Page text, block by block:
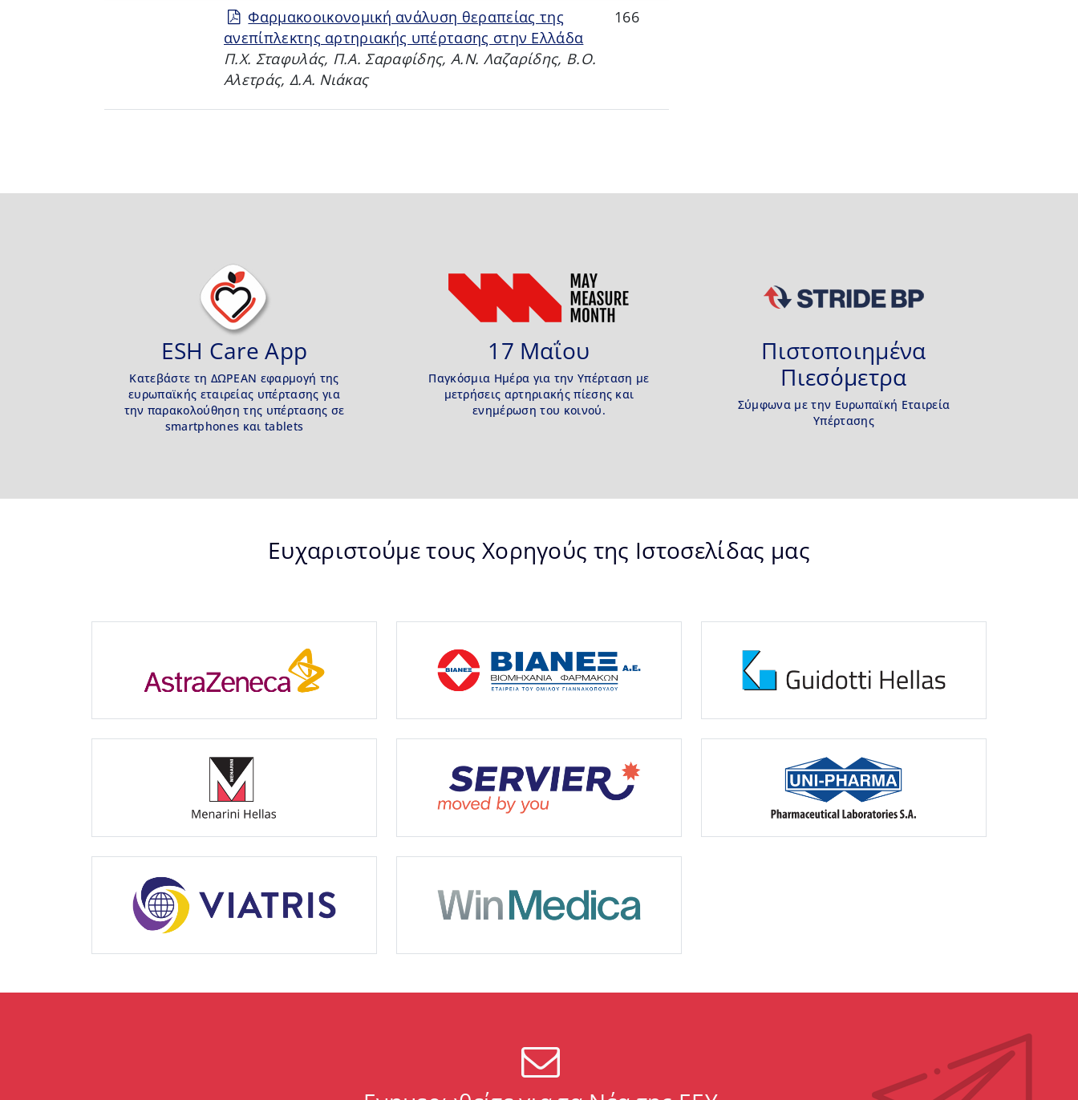
Φαρμακοοικονομική ανάλυση θεραπείας της
ανεπίπλεκτης αρτηριακής υπέρτασης στην Ελλάδα
Π.Χ. Σταφυλάς, Π.Α. Σαραφίδης, Α.Ν. Λαζαρίδης, Β.Ο.
Αλετράς, Δ.Α. Νιάκας
166
ESH Care App
Κατεβάστε τη ΔΩΡΕΑΝ εφαρμογή της
ευρωπαϊκής εταιρείας υπέρτασης για
την παρακολούθηση της υπέρτασης σε
smartphones και tablets
17 Μαΐου
Παγκόσμια Ημέρα για την Υπέρταση με
μετρήσεις αρτηριακής πίεσης και
ενημέρωση του κοινού.
Πιστοποιημένα
Πιεσόμετρα
Σύμφωνα με την Ευρωπαϊκή Εταιρεία
Υπέρτασης
Ευχαριστούμε τους Χορηγούς της Ιστοσελίδας μας